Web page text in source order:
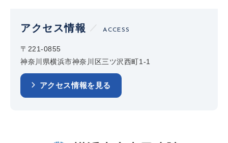
アクセス情報 ACCESS
〒221-0855
神奈川県横浜市神奈川区三ツ沢西町1-1
アクセス情報を見る